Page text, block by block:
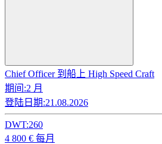
Chief Officer 到船上 High Speed Craft
期间:2 月
登陆日期:21.08.2026
DWT:260
4 800 € 每月